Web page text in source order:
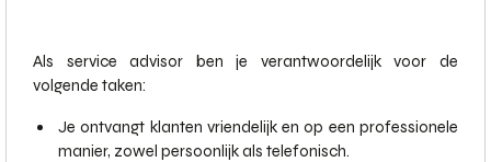
Als service advisor ben je verantwoordelijk voor de
volgende taken:
Je ontvangt klanten vriendelijk en op een professionele
manier, zowel persoonlijk als telefonisch.